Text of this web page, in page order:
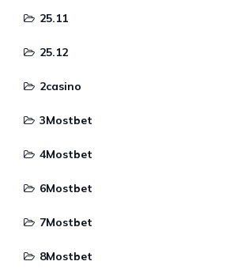
25.11
25.12
2casino
3Mostbet
4Mostbet
6Mostbet
7Mostbet
8Mostbet